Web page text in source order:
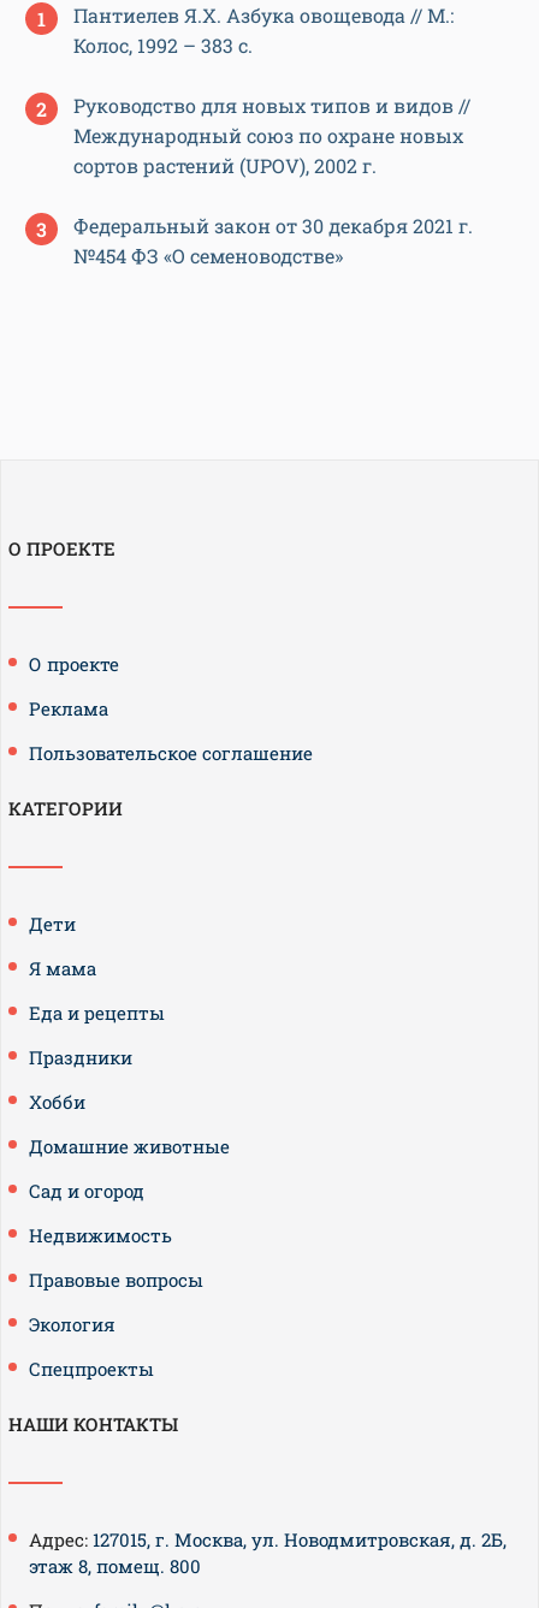
Пантиелев Я.Х. Азбука овощевода // М.:
Колос, 1992 – 383 с.
Руководство для новых типов и видов //
Международный союз по охране новых
сортов растений (UPOV), 2002 г.
Федеральный закон от 30 декабря 2021 г.
№454 ФЗ «О семеноводстве»
О ПРОЕКТЕ
О проекте
Реклама
Пользовательское соглашение
КАТЕГОРИИ
Дети
Я мама
Еда и рецепты
Праздники
Хобби
Домашние животные
Сад и огород
Недвижимость
Правовые вопросы
Экология
Спецпроекты
НАШИ КОНТАКТЫ
Адрес: 127015, г. Москва, ул. Новодмитровская, д. 2Б,
этаж 8, помещ. 800